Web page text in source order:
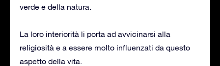
verde e della natura.
La loro interiorità li porta ad avvicinarsi alla
religiosità e a essere molto influenzati da questo
aspetto della vita.